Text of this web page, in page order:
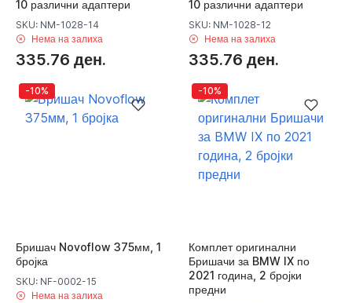
10 различни адаптери
SKU: NM-1028-14
Нема на залиха
335.76 ден.
10 различни адаптери
SKU: NM-1028-12
Нема на залиха
335.76 ден.
-10%
Бришач Novoflow 375мм, 1
бројка
SKU: NF-0002-15
Нема на залиха
-10%
Комплет оригинални
Бришачи за BMW IX по
2021 година, 2 бројки
предни